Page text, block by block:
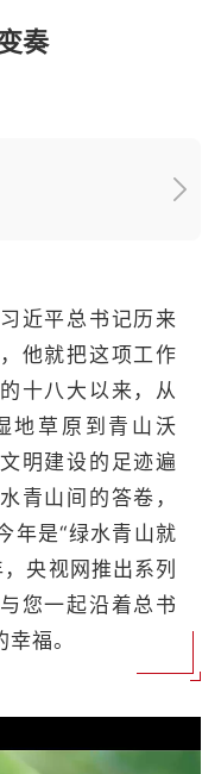
奏
近平总书记历来
他就把这项工作
十八大以来，从
地草原到青山沃
明建设的足迹遍
青山间的答卷，
年是“绿水青山就
央视网推出系列
您一起沿着总书
福。